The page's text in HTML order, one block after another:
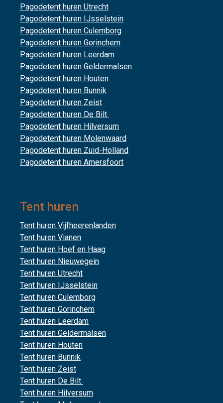
Pagodetent huren Utrecht
Pagodetent huren IJsselstein
Pagodetent huren Culemborg
Pagodetent huren Gorinchem
Pagodetent huren Leerdam
Pagodetent huren Geldermalsen
Pagodetent huren Houten
Pagodetent huren Bunnik
Pagodetent huren Zeist
Pagodetent huren De Bilt
Pagodetent huren Hilversum
Pagodetent huren Molenwaard
Pagodetent huren Zuid-Holland
Pagodetent huren Amersfoort
Tent huren
Tent huren Vijfheerenlanden
Tent huren Vianen
Tent huren Hoef en Haag
Tent huren Nieuwegein
Tent huren Utrecht
Tent huren IJsselstein
Tent huren Culemborg
Tent huren Gorinchem
Tent huren Leerdam
Tent huren Geldermalsen
Tent huren Houten
Tent huren Bunnik
Tent huren Zeist
Tent huren De Bilt
Tent huren Hilversum